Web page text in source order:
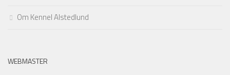
Om Kennel Alstedlund
WEBMASTER